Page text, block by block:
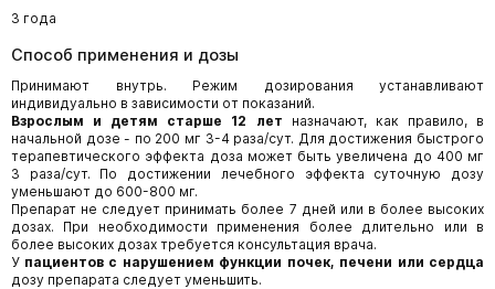
3 года
Способ применения и дозы
Принимают внутрь. Режим дозирования устанавливают
индивидуально в зависимости от показаний.
Взрослым и детям старше 12 лет назначают, как правило, в
начальной дозе - по 200 мг 3-4 раза/сут. Для достижения быстрого
терапевтического эффекта доза может быть увеличена до 400 мг
3 раза/сут. По достижении лечебного эффекта суточную дозу
уменьшают до 600-800 мг.
Препарат не следует принимать более 7 дней или в более высоких
дозах. При необходимости применения более длительно или в
более высоких дозах требуется консультация врача.
У пациентов с нарушением функции почек, печени или сердца
дозу препарата следует уменьшить.